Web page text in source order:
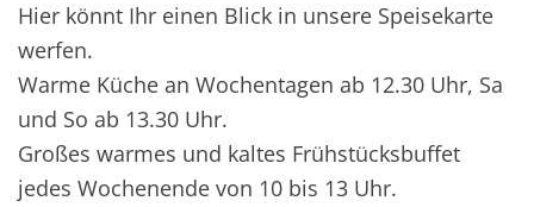
Hier könnt Ihr einen Blick in unsere Speisekarte
werfen.
Warme Küche an Wochentagen ab 12.30 Uhr, Sa
und So ab 13.30 Uhr.
Großes warmes und kaltes Frühstücksbuffet
jedes Wochenende von 10 bis 13 Uhr.